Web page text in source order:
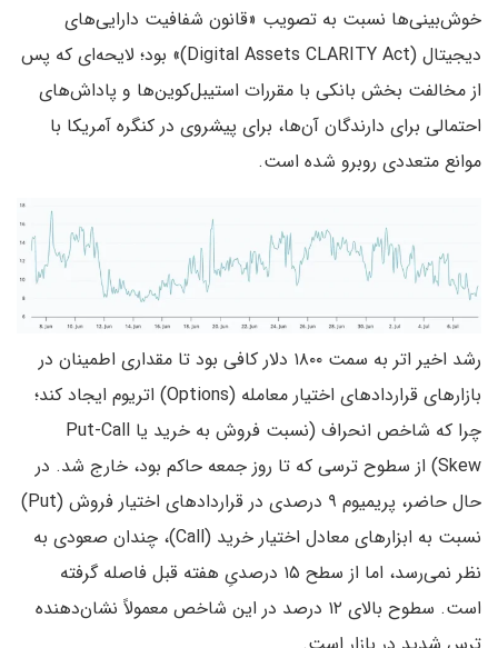
خوش‌بینی‌ها نسبت به تصویب «قانون شفافیت دارایی‌های
دیجیتال (Digital Assets CLARITY Act)» بود؛ لایحه‌ای که پس
از مخالفت بخش بانکی با مقررات استیبل‌کوین‌ها و پاداش‌های
احتمالی برای دارندگان آن‌ها، برای پیشروی در کنگره آمریکا با
موانع متعددی روبرو شده است.
رشد اخیر اتر به سمت ۱۸۰۰ دلار کافی بود تا مقداری اطمینان در
بازارهای قراردادهای اختیار معامله (Options) اتریوم ایجاد کند؛
چرا که شاخص انحراف (نسبت فروش به خرید یا Put-Call
Skew) از سطوح ترسی که تا روز جمعه حاکم بود، خارج شد. در
حال حاضر، پریمیوم ۹ درصدی در قراردادهای اختیار فروش (Put)
نسبت به ابزارهای معادل اختیار خرید (Call)، چندان صعودی به
نظر نمی‌رسد، اما از سطح ۱۵ درصدیِ هفته قبل فاصله گرفته
است. سطوح بالای ۱۲ درصد در این شاخص معمولاً نشان‌دهنده